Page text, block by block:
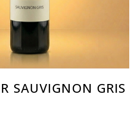
SAUVIGNON GRIS